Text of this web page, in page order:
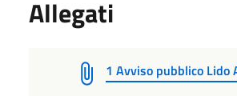
Allegati
1 Avviso pubblico Lido